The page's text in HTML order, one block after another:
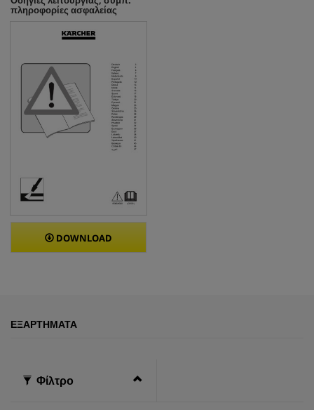
πληροφορίες ασφαλείας
DOWNLOAD
ΕΞΑΡΤΉΜΑΤΑ
Φίλτρο